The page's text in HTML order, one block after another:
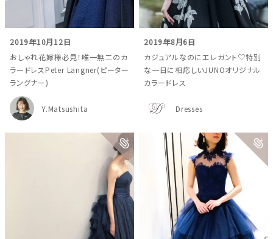
2019年10月12日
おしゃれ花嫁様必見！唯一無二のカ
ラードレスPeter Langner(ピーター
ラングナー)
Y.Matsushita
2019年8月6日
カジュアルなのにエレガント♡特別
な一日に相応しいJUNOオリジナル
カラードレス
Dresses